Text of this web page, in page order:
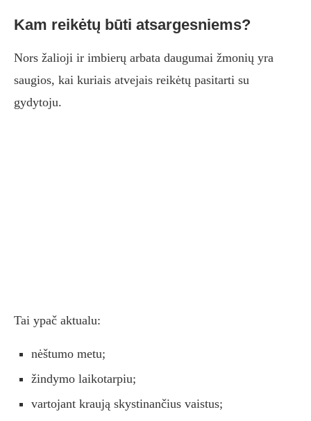
Kam reikėtų būti atsargesniems?
Nors žalioji ir imbierų arbata daugumai žmonių yra
saugios, kai kuriais atvejais reikėtų pasitarti su
gydytoju.
Tai ypač aktualu:
nėštumo metu;
žindymo laikotarpiu;
vartojant kraują skystinančius vaistus;